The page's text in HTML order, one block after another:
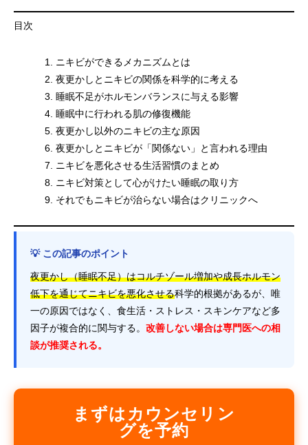
目次
ニキビができるメカニズムとは
夜更かしとニキビの関係を科学的に考える
睡眠不足がホルモンバランスに与える影響
睡眠中に行われる肌の修復機能
夜更かし以外のニキビの主な原因
夜更かしとニキビが「関係ない」と言われる理由
ニキビを悪化させる生活習慣のまとめ
ニキビ対策として心がけたい睡眠の取り方
それでもニキビが治らない場合はクリニックへ
💡 この記事のポイント
夜更かし（睡眠不足）はコルチゾール増加や成長ホルモン
低下を通じてニキビを悪化させる科学的根拠があるが、唯
一の原因ではなく、食生活・ストレス・スキンケアなど多
因子が複合的に関与する。 改善しない場合は専門医への相
談が推奨される。
まずはカウンセリン
グを予約